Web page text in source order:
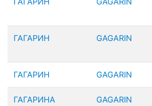
ГАГАРИН GAGARIN
ГАГАРИН GAGARIN
ГАГАРИНА GAGARIN